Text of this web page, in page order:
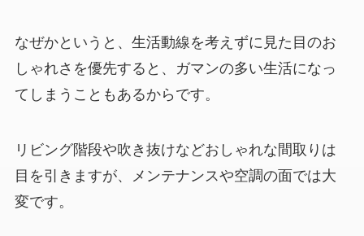
なぜかというと、生活動線を考えずに見た目のお
しゃれさを優先すると、ガマンの多い生活になっ
てしまうこともあるからです。
リビング階段や吹き抜けなどおしゃれな間取りは
目を引きますが、メンテナンスや空調の面では大
変です。